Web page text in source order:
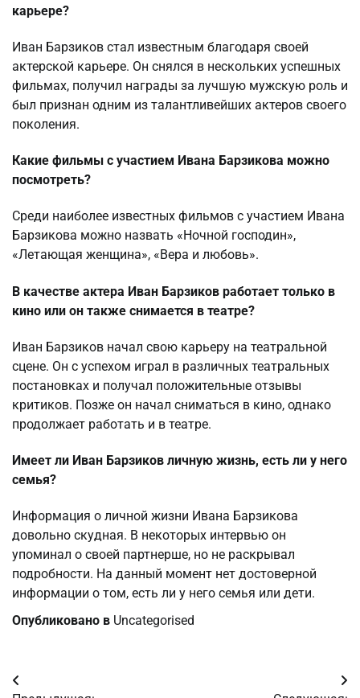
карьере?
Иван Барзиков стал известным благодаря своей
актерской карьере. Он снялся в нескольких успешных
фильмах, получил награды за лучшую мужскую роль и
был признан одним из талантливейших актеров своего
поколения.
Какие фильмы с участием Ивана Барзикова можно
посмотреть?
Среди наиболее известных фильмов с участием Ивана
Барзикова можно назвать «Ночной господин»,
«Летающая женщина», «Вера и любовь».
В качестве актера Иван Барзиков работает только в
кино или он также снимается в театре?
Иван Барзиков начал свою карьеру на театральной
сцене. Он с успехом играл в различных театральных
постановках и получал положительные отзывы
критиков. Позже он начал сниматься в кино, однако
продолжает работать и в театре.
Имеет ли Иван Барзиков личную жизнь, есть ли у него
семья?
Информация о личной жизни Ивана Барзикова
довольно скудная. В некоторых интервью он
упоминал о своей партнерше, но не раскрывал
подробности. На данный момент нет достоверной
информации о том, есть ли у него семья или дети.
Опубликовано в Uncategorised
Навигация